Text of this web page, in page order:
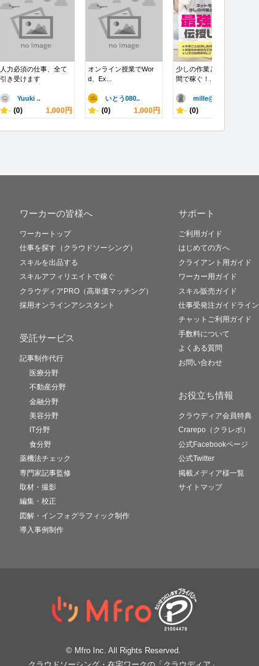
人力必須の仕事、全て
引き受けます
Yuuki ..
- (0) 1,000円
オンライン授業でWor
d、Ex...
いとう080..
- (0) 1,000円
少しの作業と少しの手
間で稼ぐ！...
mille@..
- (0)
ワーカーの皆様へ
ワーカートップ
仕事を探す（クラウドソーシング）
スキルを出品する
スキルアフィリエイトで稼ぐ
クラウディアPRO（高単価マッチング）
採用オンラインアシスタント
受託サービス
記事制作代行
医療分野
不動産分野
金融分野
美容分野
IT分野
食分野
薬機法チェック
専門家記事監修
取材・撮影
編集・校正
図解・インフォグラフィック制作
導入事例制作
サポート
ご利用ガイド
はじめての方へ
クライアント用ガイド
ワーカー用ガイド
スキル販売ガイド
仕事受発注ガイドライン
チャットご利用ガイド
手数料について
よくある質問
お問い合わせ
お役立ち情報
クラウディア会員特典
Crarepo（クラレポ）
公式Facebookページ
公式Twitter
掲載メディア様一覧
サイトマップ
© Mfro Inc. All Rights Reserved.
クラウドソーシング・在宅ワークの「クラウディア」